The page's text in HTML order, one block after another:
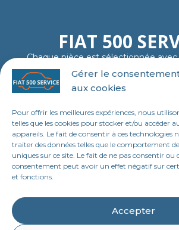
Gérer le
aux cookies
Pour offrir les meilleures expériences, nous
telles que les cookies pour stocker et/ou accéder
appareils. Le fait de consentir à ces technologies
traiter des données telles que le comportement
uniques sur ce site. Le fait de ne pas consentir ou
consentement peut avoir un effet négatif sur
et fonctions.
Accepter
FIAT 500
Chaque pièce est sélectionnée
garantir fiabilité, authenticité et
comme au premier jour.
06 11 23 40 18
MENU
Accueil
Boutique en ligne
LEGAL
Mentions légales